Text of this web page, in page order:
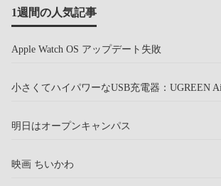
1週間の人気記事
Apple Watch OS アップデート失敗
小さくてハイパワーなUSB充電器：UGREEN
明日はオープンキャンパス
映画 ちいかわ